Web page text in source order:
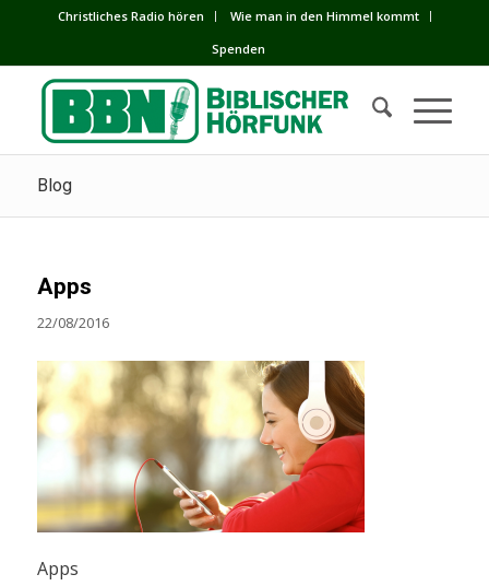
Сhristliches Radio hören
Wie man in den Himmel kommt
Spenden
Blog
Apps
22/08/2016
Apps